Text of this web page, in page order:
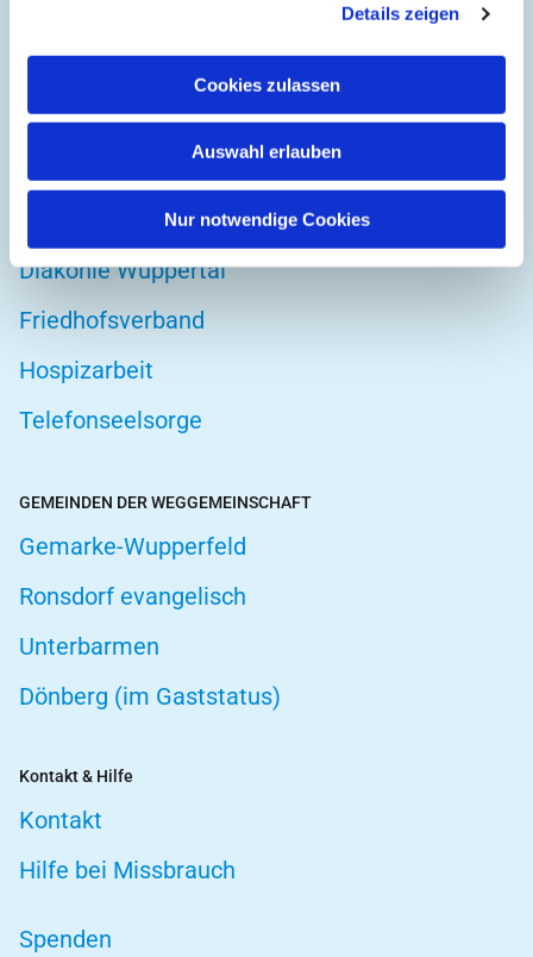
Details zeigen
Cookies zulassen
Auswahl erlauben
Nur notwendige Cookies
Kirchenkreis Wuppertal
Altenwohnstätte
Diakonie Wuppertal
Friedhofsverband
Hospizarbeit
Telefonseelsorge
GEMEINDEN DER WEGGEMEINSCHAFT
Gemarke-Wupperfeld
Ronsdorf evangelisch
Unterbarmen
Dönberg (im Gaststatus)
Kontakt & Hilfe
Kontakt
Hilfe bei Missbrauch
Spenden